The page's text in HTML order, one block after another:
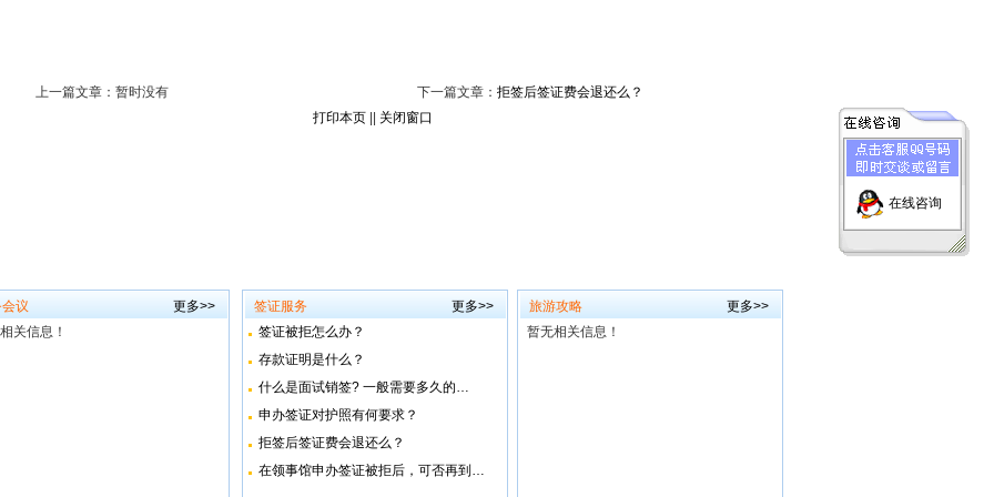
上一篇文章：暂时没有 下一篇文章： 拒签后签证费会退还么？
打印本页
关闭窗口
议
更多>>
关信息！
签证服务
更多>>
签证被拒怎么办？
存款证明是什么？
什么是面试销签? 一般需要多久的…
申办签证对护照有何要求？
拒签后签证费会退还么？
在领事馆申办签证被拒后，可否再到…
旅游攻略
更多>>
暂无相关信息！
在线咨询